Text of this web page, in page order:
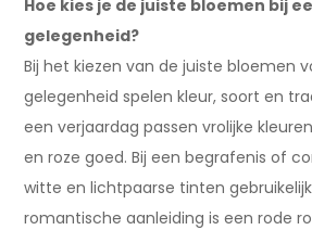
Hoe kies je de juiste bloemen bij
gelegenheid?
Bij het kiezen van de juiste bloemen
gelegenheid spelen kleur, soort en
een verjaardag passen vrolijke
en roze goed. Bij een begrafenis of
witte en lichtpaarse tinten
romantische aanleiding is een rode